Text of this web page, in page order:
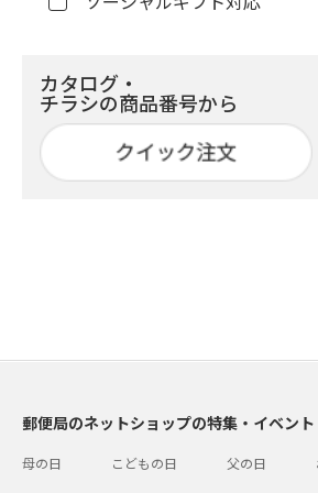
カタログ・
チラシの商品番号から
郵便局のネットショップの特集・イベント
母の日 こどもの日 父の日